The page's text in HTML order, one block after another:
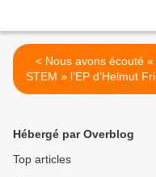
< Nous avons écouté «
STEM » l’EP d’Helmut
!
Hébergé par Overblog
Top articles